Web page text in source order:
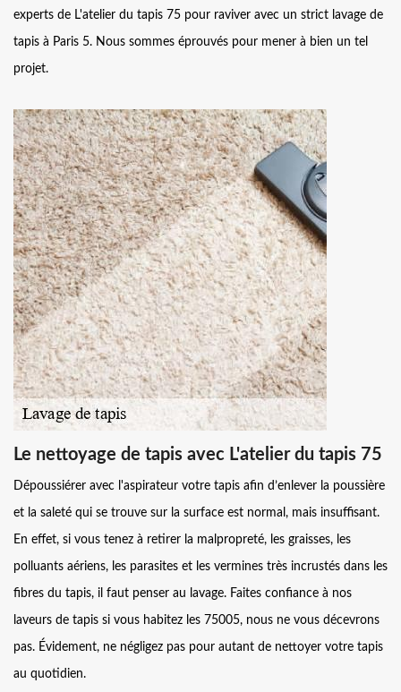
experts de L'atelier du tapis 75 pour raviver avec un strict lavage de
tapis à Paris 5. Nous sommes éprouvés pour mener à bien un tel
projet.
Le nettoyage de tapis avec L'atelier du tapis 75
Dépoussiérer avec l'aspirateur votre tapis afin d’enlever la poussière
et la saleté qui se trouve sur la surface est normal, mais insuffisant.
En effet, si vous tenez à retirer la malpropreté, les graisses, les
polluants aériens, les parasites et les vermines très incrustés dans les
fibres du tapis, il faut penser au lavage. Faites confiance à nos
laveurs de tapis si vous habitez les 75005, nous ne vous décevrons
pas. Évidement, ne négligez pas pour autant de nettoyer votre tapis
au quotidien.